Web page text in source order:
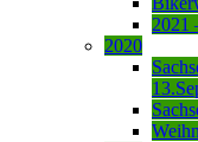
2021
2020